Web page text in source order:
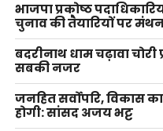
भाजपा प्रकोष्ठ
चुनाव की तैयारियों पर
बदरीनाथ धाम चढ़ावा
सबकी नजर
जनहित सर्वोपरि, विकास
होगी: सांसद अजय भट्ट